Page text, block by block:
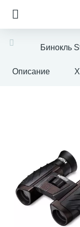
Бинокль
Описание